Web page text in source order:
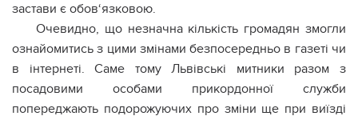
застави є обов‘язковою.
Очевидно, що незначна кількість громадян змогли
ознайомитись з цими змінами безпосередньо в газеті чи
в інтернеті. Саме тому Львівські митники разом з
посадовими особами прикордонної служби
попереджають подорожуючих про зміни ще при виїзді